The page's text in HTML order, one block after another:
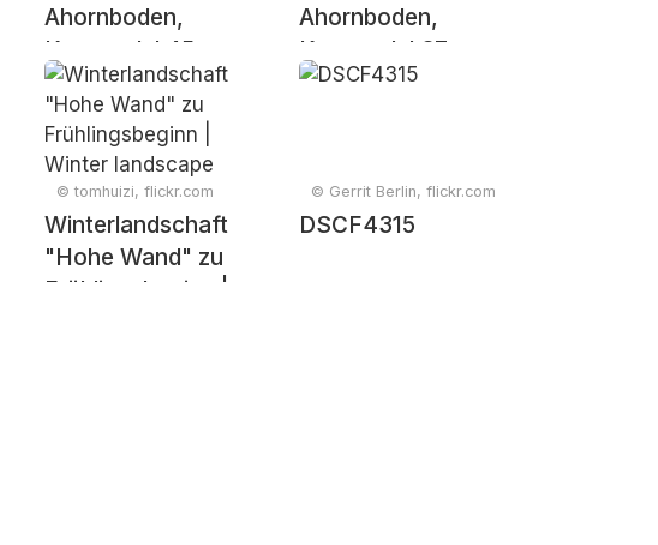
Ahornboden,
Karwendel 45
Ahornboden,
Karwendel 37
© tomhuizi, flickr.com
Winterlandschaft
"Hohe Wand" zu
Frühlingsbeginn |
© Gerrit Berlin, flickr.com
DSCF4315